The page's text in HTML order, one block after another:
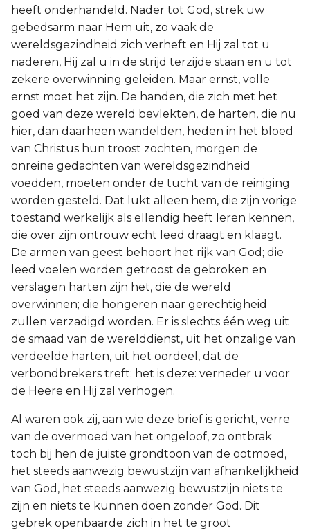
heeft onderhandeld. Nader tot God, strek uw
gebedsarm naar Hem uit, zo vaak de
wereldsgezindheid zich verheft en Hij zal tot u
naderen, Hij zal u in de strijd terzijde staan en u tot
zekere overwinning geleiden. Maar ernst, volle
ernst moet het zijn. De handen, die zich met het
goed van deze wereld bevlekten, de harten, die nu
hier, dan daarheen wandelden, heden in het bloed
van Christus hun troost zochten, morgen de
onreine gedachten van wereldsgezindheid
voedden, moeten onder de tucht van de reiniging
worden gesteld. Dat lukt alleen hem, die zijn vorige
toestand werkelijk als ellendig heeft leren kennen,
die over zijn ontrouw echt leed draagt en klaagt.
De armen van geest behoort het rijk van God; die
leed voelen worden getroost de gebroken en
verslagen harten zijn het, die de wereld
overwinnen; die hongeren naar gerechtigheid
zullen verzadigd worden. Er is slechts één weg uit
de smaad van de werelddienst, uit het onzalige van
verdeelde harten, uit het oordeel, dat de
verbondbrekers treft; het is deze: verneder u voor
de Heere en Hij zal verhogen.
Al waren ook zij, aan wie deze brief is gericht, verre
van de overmoed van het ongeloof, zo ontbrak
toch bij hen de juiste grondtoon van de ootmoed,
het steeds aanwezig bewustzijn van afhankelijkheid
van God, het steeds aanwezig bewustzijn niets te
zijn en niets te kunnen doen zonder God. Dit
gebrek openbaarde zich in het te groot